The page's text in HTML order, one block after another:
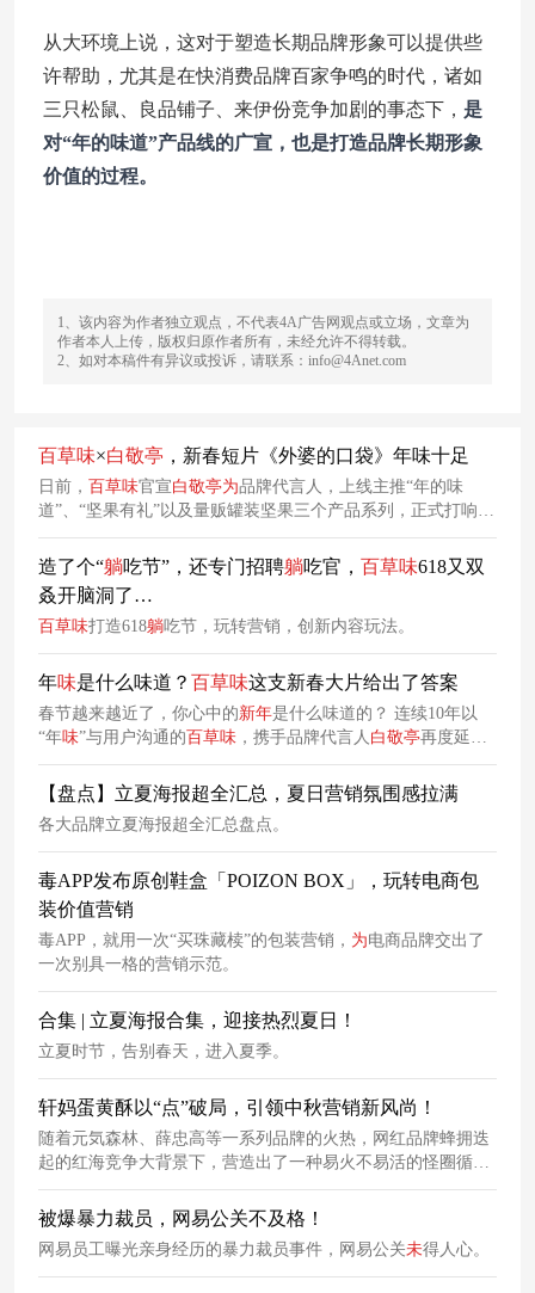
从大环境上说，这对于塑造长期品牌形象可以提供些
许帮助，尤其是在快消费品牌百家争鸣的时代，诸如
三只松鼠、良品铺子、来伊份竞争加剧的事态下， 是
对“年的味道”产品线的广宣，也是打造品牌长期形象
价值的过程。
1、该内容为作者独立观点，不代表4A广告网观点或立场，文章为
作者本人上传，版权归原作者所有，未经允许不得转载。
2、如对本稿件有异议或投诉，请联系：info@4Anet.com
百草味×白敬亭 ，新春短片《外婆的口袋》年味十足
日前， 百草味官宣白敬亭为品牌代言人，上线主推“年的味
道”、“坚果有礼”以及量贩罐装坚果三个产品系列，正式打响
2024年年货节的第一枪。 1 月 16 日，百草味携手百草味品牌
代言人白敬亭新春年 味短片《外婆的口袋》温情上线。通过讲
敬 “回乡”的新春故事，邀请消费者一起进入
界寻找年味。
造了个“躺吃节”，还专门招聘躺吃官， 百草味618又双
叒开脑洞了…
百草味打造618躺吃节，玩转营销，创新内容玩法。
年味是什么味道？ 百草味这支新春大片给出了答案
春节越来越近了，你心中的新年是什么味道的？ 连续10年以
“年味”与用户沟通的百草味 ，携手品牌代言人 白敬亭再度延续
「年的味道」系列家庭故事，发布《外婆的口袋》主题新年宣
传片，传递2024 的温暖年 味。
【盘点】立夏海报超全汇总，夏日营销氛围感拉满
各大品牌立夏海报超全汇总盘点。
毒APP发布原创鞋盒「POIZON BOX」，玩转电商包
装价值营销
毒APP，就用一次“买珠藏椟”的包装营销， 为电商品牌交出了
一次别具一格的营销示范。
合集 | 立夏海报合集，迎接热烈夏日！
立夏时节，告别春天，进入夏季。
轩妈蛋黄酥以“点”破局，引领中秋营销新风尚！
随着元気森林、薛忠高等一系列品牌的火热，网红品牌蜂拥迭
起的红海竞争大背景下，营造出了一种易火不易活的怪圈循
环。中秋营销节点的步步紧逼，无疑更加速了网红品牌的优胜
劣汰，对比轩妈蛋黄酥口碑与销量的持续双赢，其背后的品牌
逻辑值得深思。
被爆暴力裁员，网易公关不及格！
网易员工曝光亲身经历的暴力裁员事件，网易公关未得人心。